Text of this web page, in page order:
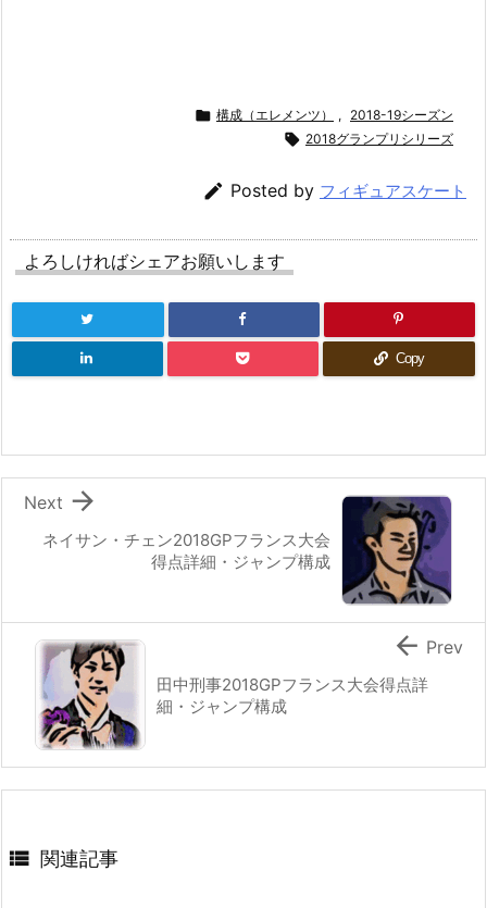
 構成（エレメンツ） , 2018-19シーズン
 2018グランプリシリーズ
 Posted by フィギュアスケート
よろしければシェアお願いします
Copy
ネイサン・チェン2018GPフランス大会
得点詳細・ジャンプ構成

Next
田中刑事2018GPフランス大会得点詳
細・ジャンプ構成
 Prev
 関連記事